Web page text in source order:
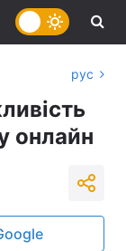
рус
онлайн